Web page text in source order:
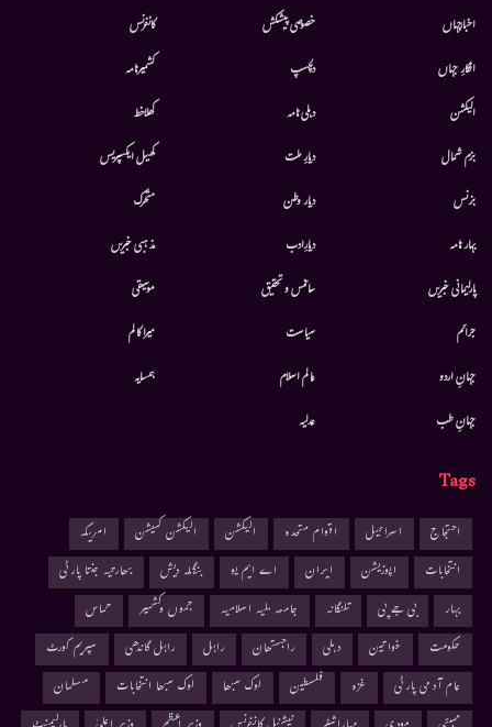
اخبارجہاں
افکارِ جہاں
الیکشن
بزم شمال
بزنس
بہار نامہ
پارلیمانی خبریں
جرائم
جہانِ اردو
جہانِ طب
خصوصی پیشکش
دلچسپ
دہلی نامہ
دیارِ ملت
دیار وطن
دیارِادب
سائنس و تحقیق
سیاست
عالم اسلام
عدلیہ
کانفرنس
کشمیرنامہ
کھلاخط
کھیل ایکسپریس
متحرك
مذہبی خبریں
موسيقى
میرا کالم
ہمسایہ
Tags
احتجاج اسرائیل اقوام متحدہ الیکشن الیکشن کمیشن
امریکہ
انتخابات
اپوزیشن ایران اے ایم یو بنگلہ دیش
بھارتیہ جنتا پارٹی
بہار
بی جے پی تلنگانہ جامعہ ملیہ اسلامیہ جموں وکشمیر
حماس
حکومت
خواتین دہلی راجستھان راہل راہل گاندھی
سپریم کورٹ
عام آدمی پارٹی
غزہ فلسطین لوک سبھا لوک سبھا انتخابات
مسلمان